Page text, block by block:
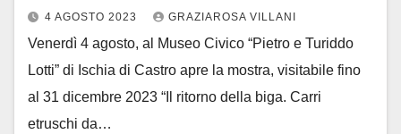
4 AGOSTO 2023 GRAZIAROSA VILLANI
Venerdì 4 agosto, al Museo Civico “Pietro e Turiddo
Lotti” di Ischia di Castro apre la mostra, visitabile fino
al 31 dicembre 2023 “Il ritorno della biga. Carri
etruschi da…